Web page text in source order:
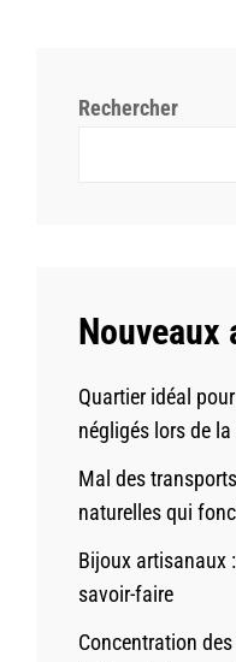
Rechercher
Quartier idéal
négligés lors de la
Mal des
naturelles qui
Bijoux artisanaux
savoir-faire
Concentration